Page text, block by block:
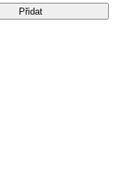
Přidat